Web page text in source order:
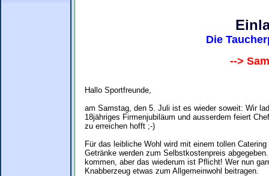
Die
-->
Hallo Sportfreunde,
am Samstag, den 5. Juli ist es wieder soweit: Wir
18jähriges Firmenjubiläum und ausserdem feiert
zu erreichen hofft ;-)
Für das leibliche Wohl wird mit einem tollen
Getränke werden zum Selbstkostenpreis
kommen, aber das wiederum ist Pflicht! Wer nun
Knabberzeug etwas zum Allgemeinwohl beitragen.